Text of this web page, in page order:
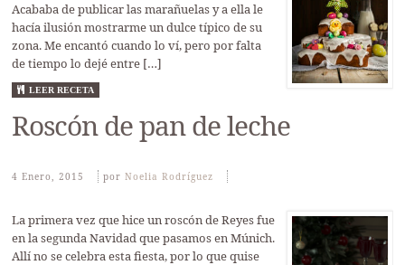
Acababa de publicar las marañuelas y a ella le
hacía ilusión mostrarme un dulce típico de su
zona. Me encantó cuando lo ví, pero por falta
de tiempo lo dejé entre […]
LEER RECETA
Roscón de pan de leche
4 Enero, 2015 PorNoelia Rodríguez
La primera vez que hice un roscón de Reyes fue
en la segunda Navidad que pasamos en Múnich.
Allí no se celebra esta fiesta, por lo que quise